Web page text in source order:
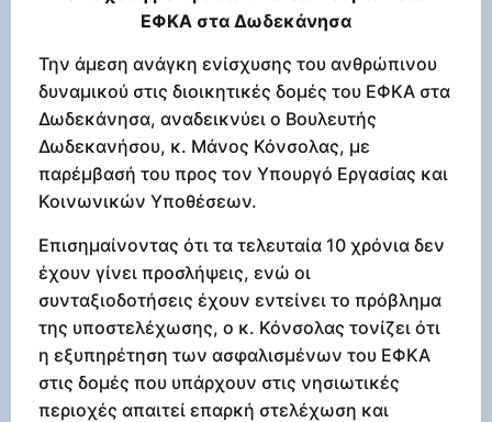
ΕΦΚΑ στα Δωδεκάνησα
Την άμεση ανάγκη ενίσχυσης του ανθρώπινου
δυναμικού στις διοικητικές δομές του ΕΦΚΑ στα
Δωδεκάνησα, αναδεικνύει ο Βουλευτής
Δωδεκανήσου, κ. Μάνος Κόνσολας, με
παρέμβασή του προς τον Υπουργό Εργασίας και
Κοινωνικών Υποθέσεων.
Επισημαίνοντας ότι τα τελευταία 10 χρόνια δεν
έχουν γίνει προσλήψεις, ενώ οι
συνταξιοδοτήσεις έχουν εντείνει το πρόβλημα
της υποστελέχωσης, ο κ. Κόνσολας τονίζει ότι
η εξυπηρέτηση των ασφαλισμένων του ΕΦΚΑ
στις δομές που υπάρχουν στις νησιωτικές
περιοχές απαιτεί επαρκή στελέχωση και